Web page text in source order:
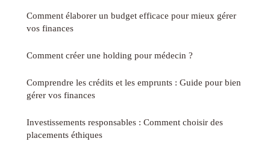
Comment élaborer un budget efficace pour mieux gérer
vos finances
Comment créer une holding pour médecin ?
Comprendre les crédits et les emprunts : Guide pour bien
gérer vos finances
Investissements responsables : Comment choisir des
placements éthiques